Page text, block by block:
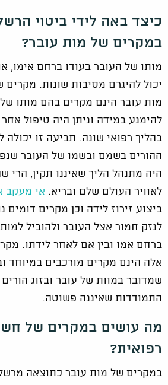
כיצד באה לידי ביטוי
במקרים של מות עובר?
מותו של העובר בעודו ברחם אימו,
יכול להיגרם מסיבות שונות. מקרים
מות עובר הינם מקרים בהם מותו של
להימנע במידה וניתן היה טיפול אחר
בהליך רפואי שונה. תביעה זו יכולה
ההורים בשמם ובשמו של העובר
היה מתנהל הליך שאיננו תקין, הרי
לאוויר העולם שלם ובריא. אי מעקב
ביצוע זירוז לידה וכן מקרים דומים
לנזק חמור אצל העובר ולהוביל
ברחם אמו ובין אם לאחר לידתו.
אלה הינם מקרים מורכבים במיוחד
שמדובר במוות של עובר ובזוג
התמודדות שאיננה פשוטה.
מה עושים במקרים של
רפואית?
במקרים של מות עובר כתוצאה